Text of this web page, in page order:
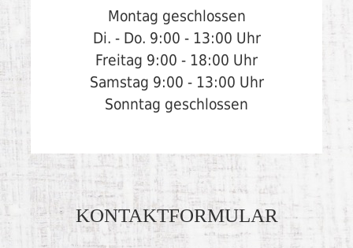
KONTAKTFORMULAR
Montag geschlossen
Di. - Do. 9:00 - 13:00 Uhr
Freitag 9:00 - 18:00 Uhr
Samstag 9:00 - 13:00 Uhr
Sonntag geschlossen